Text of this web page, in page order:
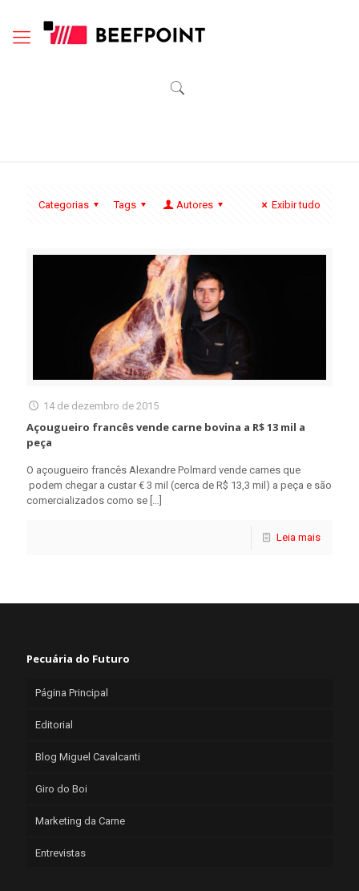
Categorias Tags Autores Exibir tudo
14 de dezembro de 2015
Açougueiro francês vende carne bovina a R$ 13 mil a
peça
O açougueiro francês Alexandre Polmard vende carnes que
podem chegar a custar € 3 mil (cerca de R$ 13,3 mil) a peça e são
comercializados como se […]
Leia mais
Pecuária do Futuro
Página Principal
Editorial
Blog Miguel Cavalcanti
Giro do Boi
Marketing da Carne
Entrevistas